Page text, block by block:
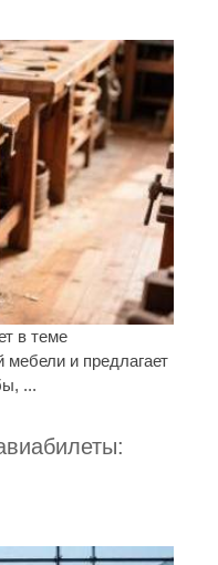
в теме
и предлагает
...